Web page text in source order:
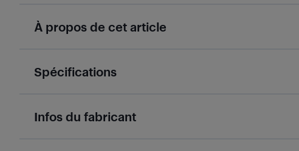
À propos de cet article
Spécifications
Infos du fabricant